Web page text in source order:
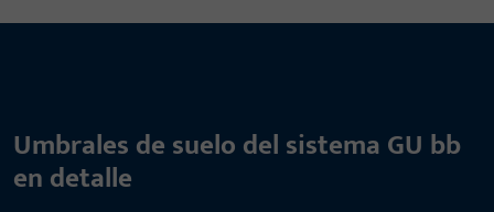
Umbrales de suelo del sistema GU bb
en detalle